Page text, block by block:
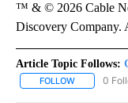
™ & © 2026 Cable
Discovery Company.
Article Topic Follows:
FOLLOW FOLLOW
0